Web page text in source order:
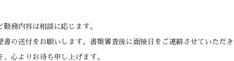
務内容は相談に応じます。
書の送付をお願いします。書類審査後に面接日をご連絡させていただき
心よりお待ち申し上げます。